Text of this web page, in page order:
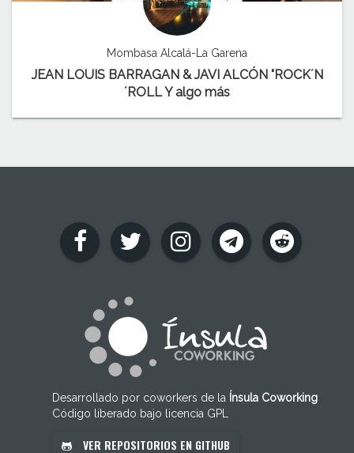
Mombasa Alcalá-La Garena
JEAN LOUIS BARRAGAN & JAVI ALCÓN "ROCK´N
´ROLL Y algo más
Desarrollado por coworkers de la Ínsula Coworking
Código liberado bajo licencia GPL
VER REPOSITORIOS EN GITHUB